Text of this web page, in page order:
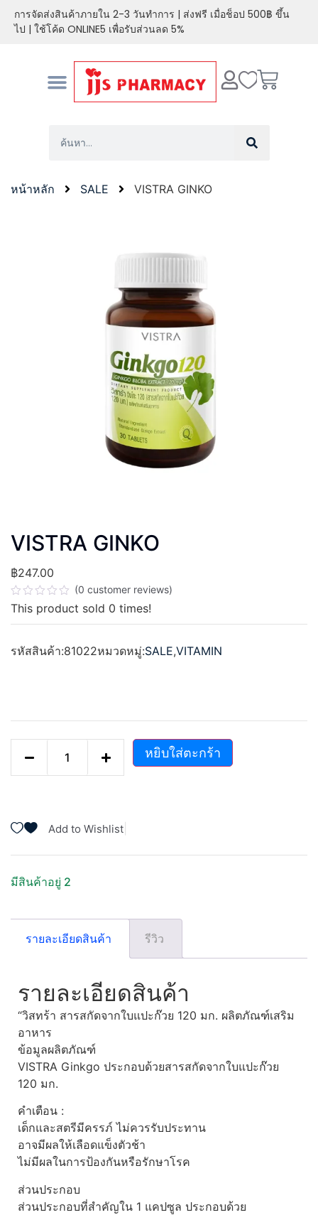
การจัดส่งสินค้าภายใน 2-3 วันทำการ | ส่งฟรี เมื่อช็อป 500฿ ขึ้น
ไป | ใช้โค้ด ONLINE5 เพื่อรับส่วนลด 5%
หน้าหลัก SALE VISTRA GINKO
VISTRA GINKO
฿247.00
ให้
คะแนน
0
1-
5
(0 customer reviews)
This product sold 0 times!
รหัสสินค้า:81022หมวดหมู่:SALE,VITAMIN
หยิบใส่ตะกร้า
Add to Wishlist
มีสินค้าอยู่ 2
รายละเอียดสินค้า รีวิว
รายละเอียดสินค้า
“วิสทร้า สารสกัดจากใบแปะก๊วย 120 มก. ผลิตภัณฑ์เสริม
อาหาร
ข้อมูลผลิตภัณฑ์
VISTRA Ginkgo ประกอบด้วยสารสกัดจากใบแปะก๊วย
120 มก.
คำเตือน :
เด็กและสตรีมีครรภ์ ไม่ควรรับประทาน
อาจมีผลให้เลือดแข็งตัวช้า
ไม่มีผลในการป้องกันหรือรักษาโรค
ส่วนประกอบ
ส่วนประกอบที่สำคัญใน 1 แคปซูล ประกอบด้วย